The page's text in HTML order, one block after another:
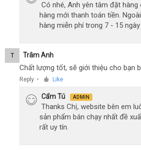
Có nhé, Anh yên tâm đặt
hàng mới thanh toán tiền.
hàng miễn phí trong 7 - 15 ngày
T Trâm Anh
Chất lượng tốt, sẽ giới thiệu cho bạn
Reply ● Like
Cẩm Tú ADMIN
Thanks Chị, website bên em
sản phẩm bán chạy nhất đề
rất uy tín.